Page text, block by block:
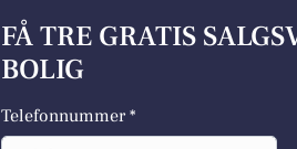
FÅ TRE GRATIS
BOLIG
Telefonnummer *